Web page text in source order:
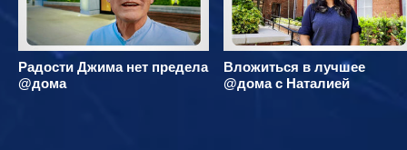
Радости Джима нет предела
@дома
Вложиться в лучшее
@дома с Наталией